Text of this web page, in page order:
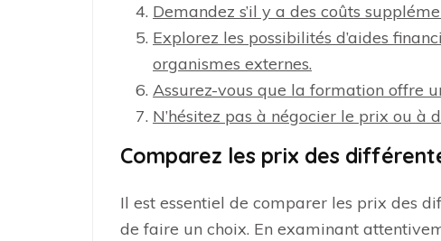
Demandez s’il y a des coûts
Explorez les possibilités d’aides
organismes externes.
Assurez-vous que la formation offre
N’hésitez pas à négocier le prix ou à
Comparez les prix des
Il est essentiel de comparer les prix des
de faire un choix. En examinant